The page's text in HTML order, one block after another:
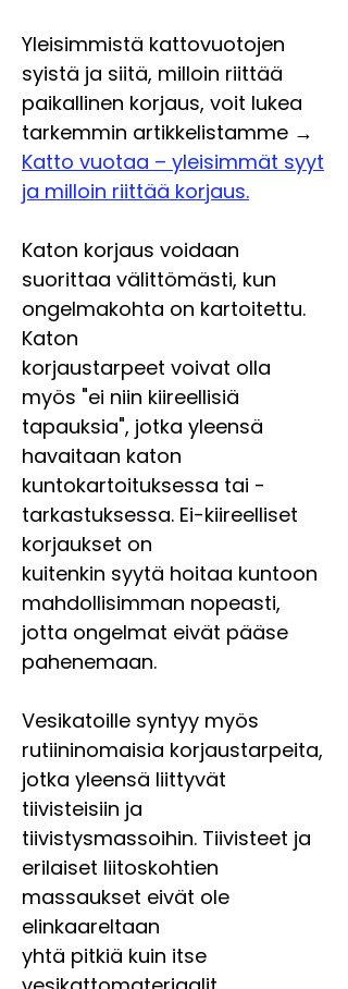
Yleisimmistä kattovuotojen
syistä ja siitä, milloin riittää
paikallinen korjaus, voit lukea
tarkemmin artikkelistamme →
Katto vuotaa – yleisimmät syyt
ja milloin riittää korjaus.
Katon korjaus voidaan
suorittaa välittömästi, kun
ongelmakohta on kartoitettu.
Katon
korjaustarpeet voivat olla
myös "ei niin kiireellisiä
tapauksia", jotka yleensä
havaitaan katon
kuntokartoituksessa tai -
tarkastuksessa. Ei-kiireelliset
korjaukset on
kuitenkin syytä hoitaa kuntoon
mahdollisimman nopeasti,
jotta ongelmat eivät pääse
pahenemaan.
Vesikatoille syntyy myös
rutiininomaisia korjaustarpeita,
jotka yleensä liittyvät
tiivisteisiin ja
tiivistysmassoihin. Tiivisteet ja
erilaiset liitoskohtien
massaukset eivät ole
elinkaareltaan
yhtä pitkiä kuin itse